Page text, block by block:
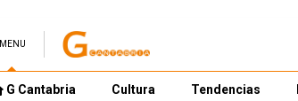
MENU
G Cantabria Cultura Tendencias